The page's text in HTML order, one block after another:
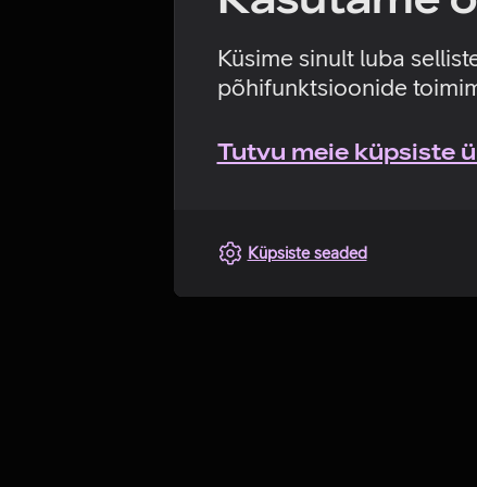
Küsime sinult luba
põhifunktsioonide
Tutvu meie küpsiste
Küpsiste seaded